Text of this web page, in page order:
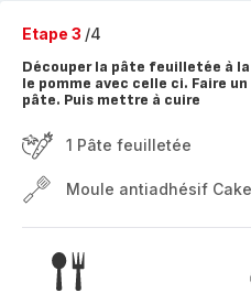
Etape 3 /4
Découper la pâte feuilletée à
le pomme avec celle ci. Faire
pâte. Puis mettre à cuire
1 Pâte feuilletée
Moule antiadhésif